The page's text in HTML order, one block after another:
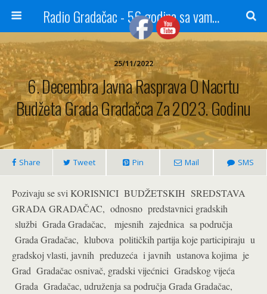
Radio Gradačac - 56 godina sa vama...
25/11/2022
6. Decembra Javna Rasprava O Nacrtu
Budžeta Grada Gradačca Za 2023. Godinu
Share Tweet Pin Mail SMS
Pozivaju se svi KORISNICI BUDŽETSKIH SREDSTAVA
GRADA GRADAČAC, odnosno predstavnici gradskih
službi Grada Gradačac, mjesnih zajednica sa područja
Grada Gradačac, klubova političkih partija koje participiraju u
gradskoj vlasti, javnih preduzeća i javnih ustanova kojima je
Grad Gradačac osnivač, gradski vijećnici Gradskog vijeća
Grada Gradačac, udruženja sa područja Grada Gradačac,